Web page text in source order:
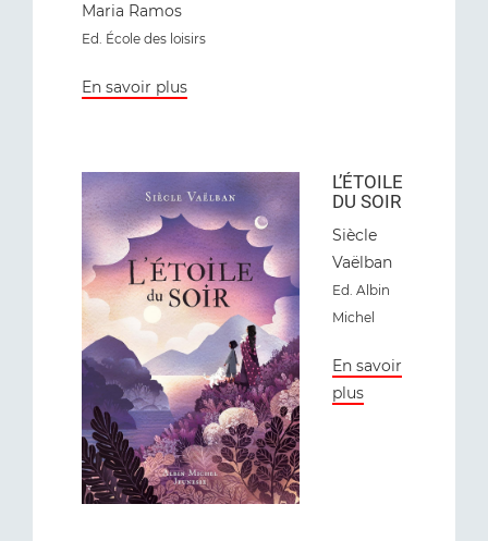
Maria Ramos
Ed. École des loisirs
En savoir plus
L’ÉTOILE
DU SOIR
Siècle
Vaëlban
Ed. Albin
Michel
En savoir
plus